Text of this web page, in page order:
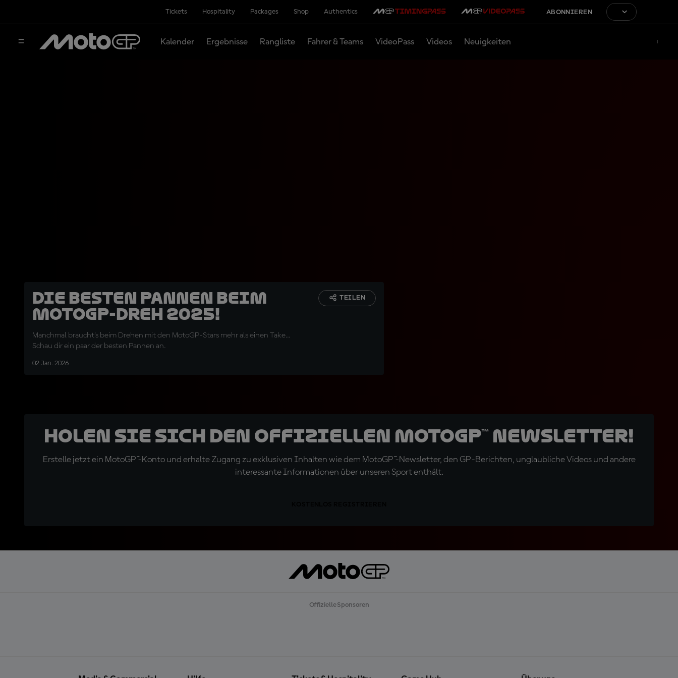
Tickets Hospitality Packages Shop Authentics ABONNIEREN
Kalender Ergebnisse Rangliste Fahrer & Teams VideoPass Videos Neuigkeiten
Die besten Pannen beim
MotoGP-Dreh 2025!
Manchmal braucht's beim Drehen mit den MotoGP-Stars mehr als einen Take...
Schau dir ein paar der besten Pannen an.
02 Jan. 2026
TEILEN
Holen Sie sich den offiziellen MotoGP™ Newsletter!
Erstelle jetzt ein MotoGP™-Konto und erhalte Zugang zu exklusiven Inhalten wie dem MotoGP™-Newsletter, den GP-Berichten, unglaubliche Videos und andere
interessante Informationen über unseren Sport enthält.
Offizielle Sponsoren